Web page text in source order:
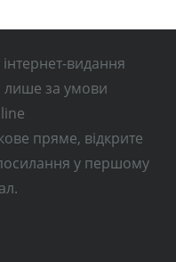
видання
лише за умови
пряме, відкрите
у першому